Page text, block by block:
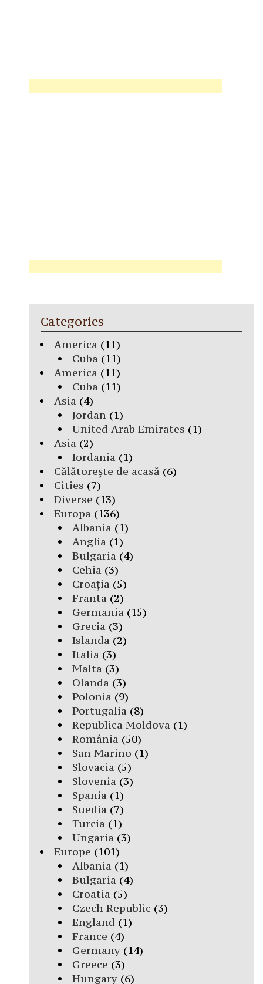
Categories
America (11)
Cuba (11)
America (11)
Cuba (11)
Asia (4)
Jordan(1)
United Arab Emirates (1)
Asia (2)
Iordania (1)
Călătorește de acasă (6)
Cities (7)
Diverse (13)
Europa (136)
Albania (1)
Anglia (1)
Bulgaria (4)
Cehia (3)
Croația (5)
Franta (2)
Germania (15)
Grecia (3)
Islanda (2)
Italia (3)
Malta (3)
Olanda (3)
Polonia (9)
Portugalia (8)
Republica Moldova (1)
România (50)
San Marino (1)
Slovacia (5)
Slovenia (3)
Spania (1)
Suedia (7)
Turcia (1)
Ungaria (3)
Europe (101)
Albania (1)
Bulgaria (4)
Croatia (5)
Czech Republic (3)
England (1)
France (4)
Germany(14)
Greece (3)
Hungary(6)